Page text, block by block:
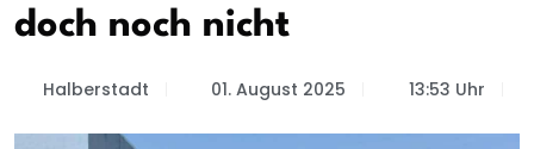
doch noch nicht
Halberstadt 01. August 2025 13:53 Uhr